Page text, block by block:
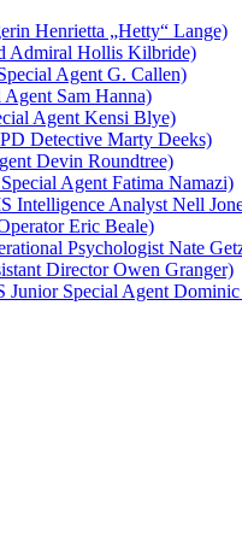
Henrietta „Hetty“ Lange)
Admiral Hollis Kilbride)
Agent G. Callen)
Sam Hanna)
Agent Kensi Blye)
Detective Marty Deeks)
Devin Roundtree)
Agent Fatima Namazi)
Intelligence Analyst Nell
Eric Beale)
Psychologist Nate
Director Owen Granger)
Junior Special Agent